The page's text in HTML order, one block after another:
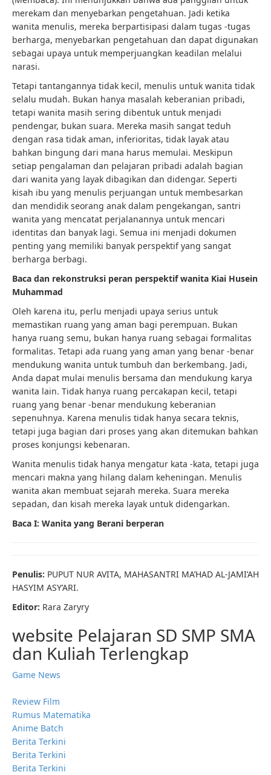
merekam dan menyebarkan pengetahuan. Jadi ketika
wanita menulis, mereka berpartisipasi dalam tugas -tugas
berharga, menyebarkan pengetahuan dan dapat digunakan
sebagai upaya untuk memperjuangkan keadilan melalui
narasi.
Tetapi tantangannya tidak kecil, menulis untuk wanita tidak
selalu mudah. Bukan hanya masalah keberanian pribadi,
tetapi wanita masih sering dibentuk untuk menjadi
pendengar, bukan suara. Mereka masih sangat teduh
dengan rasa tidak aman, inferioritas, tidak layak atau
bahkan bingung dari mana harus memulai. Meskipun
setiap pengalaman dan pelajaran pribadi adalah bagian
dari wanita yang layak dibagikan dan didengar. Seperti
kisah ibu yang menulis perjuangan untuk membesarkan
dan mendidik seorang anak dalam pengekangan, santri
wanita yang mencatat perjalanannya untuk mencari
identitas dan banyak lagi. Semua ini menjadi dokumen
penting yang memiliki banyak perspektif yang sangat
berharga berbagi.
Baca dan rekonstruksi peran perspektif wanita Kiai Husein
Muhammad
Oleh karena itu, perlu menjadi upaya serius untuk
memastikan ruang yang aman bagi perempuan. Bukan
hanya ruang semu, bukan hanya ruang sebagai formalitas
formalitas. Tetapi ada ruang yang aman yang benar -benar
mendukung wanita untuk tumbuh dan berkembang. Jadi,
Anda dapat mulai menulis bersama dan mendukung karya
wanita lain. Tidak hanya ruang percakapan kecil, tetapi
ruang yang benar -benar mendukung keberanian
sepenuhnya. Karena menulis tidak hanya secara teknis,
tetapi juga bagian dari proses yang akan ditemukan bahkan
proses konjungsi kebenaran.
Wanita menulis tidak hanya mengatur kata -kata, tetapi juga
mencari makna yang hilang dalam keheningan. Menulis
wanita akan membuat sejarah mereka. Suara mereka
sepadan, dan kisah mereka layak untuk didengarkan.
Baca I: Wanita yang Berani berperan
Penulis: PUPUT NUR AVITA, MAHASANTRI MA’HAD AL-JAMI’AH
HASYIM ASY’ARI.
Editor: Rara Zaryry
website Pelajaran SD SMP SMA
dan Kuliah Terlengkap
Game News
Review Film
Rumus Matematika
Anime Batch
Berita Terkini
Berita Terkini
Berita Terkini